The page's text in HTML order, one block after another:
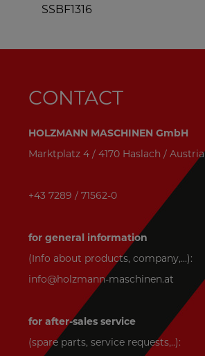
SSBF1316
CONTACT
HOLZMANN MASCHINEN GmbH
Marktplatz 4 / 4170 Haslach / Austria
+43 7289 / 71562-0
for general information
(Info about products, company,...):
info@holzmann-maschinen.at
for after-sales service
(spare parts, service requests,..):